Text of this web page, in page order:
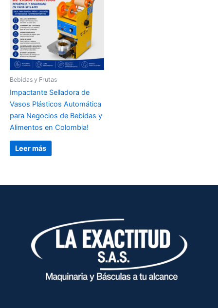
Bebidas y Frutas
Impactante Selladora de
Vasos Plásticos Automática
para Negocios de Bebidas y
Alimentos en Colombia!
Leer más